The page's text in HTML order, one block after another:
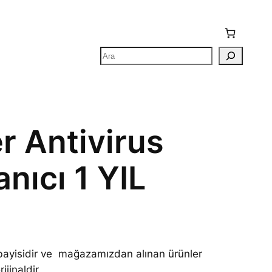
Ara
Antivirus
1 YIL
ve mağazamızdan alınan ürünler